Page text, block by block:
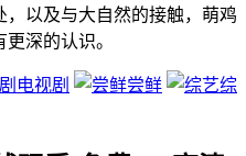
以及与大自然的接触，萌鸡
深的认识。
电视剧 尝鲜
综